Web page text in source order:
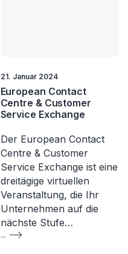
21. Januar 2024
European Contact
Centre & Customer
Service Exchange
Der European Contact
Centre & Customer
Service Exchange ist eine
dreitägige virtuellen
Veranstaltung, die Ihr
Unternehmen auf die
nächste Stufe…
...